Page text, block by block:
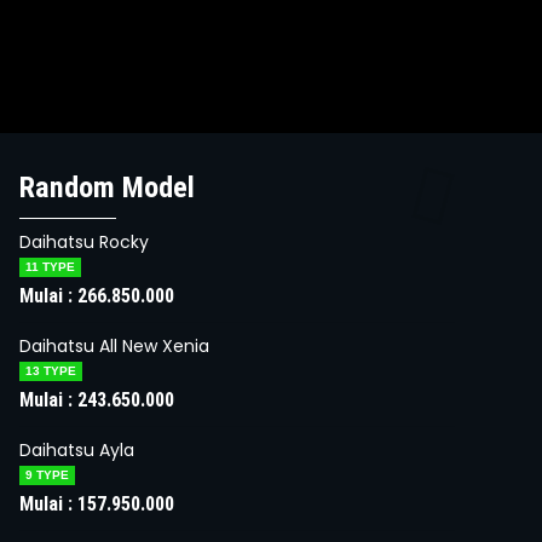
Rocky
:266.850.000
Random Model
Daihatsu Rocky
11 TYPE
Mulai : 266.850.000
Daihatsu All New Xenia
13 TYPE
Mulai : 243.650.000
Daihatsu Ayla
9 TYPE
Mulai : 157.950.000